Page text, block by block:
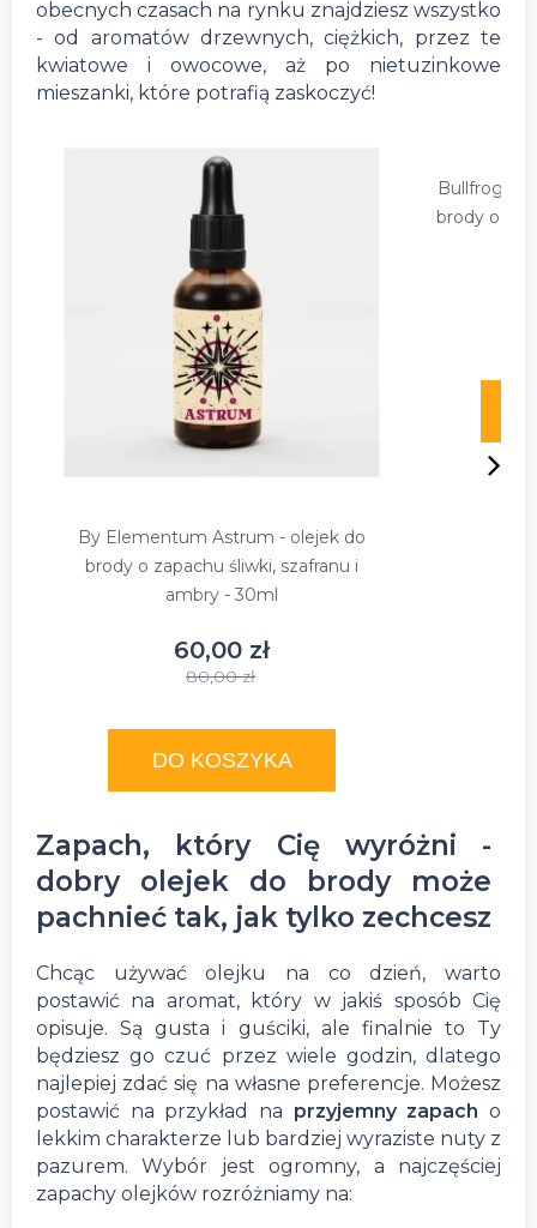
obecnych czasach na rynku znajdziesz wszystko
- od aromatów drzewnych, ciężkich, przez te
kwiatowe i owocowe, aż po nietuzinkowe
mieszanki, które potrafią zaskoczyć!
By Elementum Astrum - olejek do
brody o zapachu śliwki, szafranu i
ambry - 30ml
60,00 zł
80,00 zł
DO KOSZYKA
Bullfrog
brody o
Zapach, który Cię wyróżni -
dobry olejek do brody może
pachnieć tak, jak tylko zechcesz
Chcąc używać olejku na co dzień, warto
postawić na aromat, który w jakiś sposób Cię
opisuje. Są gusta i guściki, ale finalnie to Ty
będziesz go czuć przez wiele godzin, dlatego
najlepiej zdać się na własne preferencje. Możesz
postawić na przykład na przyjemny zapach o
lekkim charakterze lub bardziej wyraziste nuty z
pazurem. Wybór jest ogromny, a najczęściej
zapachy olejków rozróżniamy na: